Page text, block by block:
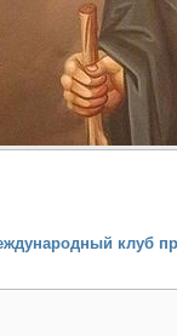
клуб